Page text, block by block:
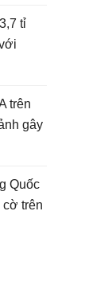
tỉ
trên
gây
Quốc
cờ trên